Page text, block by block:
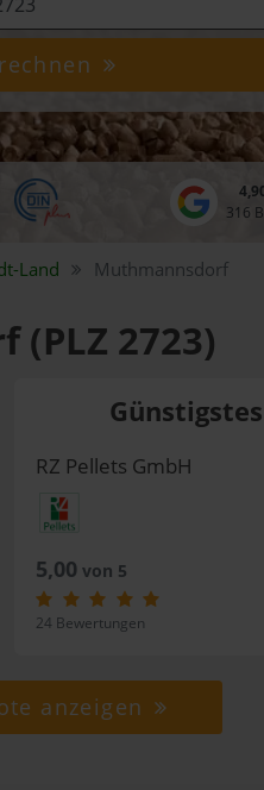
316
Land Muthmannsdorf
2723)
RZ Pellets GmbH
5,00 von 5
24 Bewertungen
anzeigen